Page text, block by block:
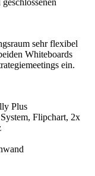
sehr flexibel
Whiteboards
ein.
Plus
Flipchart, 2x